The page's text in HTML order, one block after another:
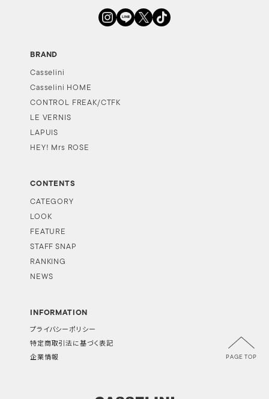
BRAND
Casselini
Casselini HOME
CONTROL FREAK/CTFK
LE VERNIS
LAPUIS
HEY! Mrs ROSE
CONTENTS
CATEGORY
LOOK
FEATURE
STAFF SNAP
RANKING
NEWS
INFORMATION
プライバシーポリシー
特定商取引法に基づく表記
企業情報 PAGE TOP